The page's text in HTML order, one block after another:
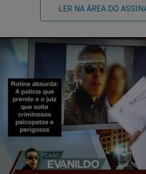
LER NA ÁREA DO